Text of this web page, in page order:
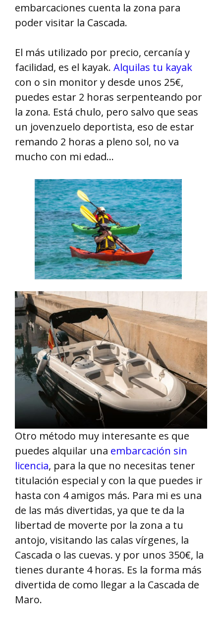
embarcaciones cuenta la zona para
poder visitar la Cascada.
El más utilizado por precio, cercanía y
facilidad, es el kayak. Alquilas tu kayak
con o sin monitor y desde unos 25€,
puedes estar 2 horas serpenteando por
la zona. Está chulo, pero salvo que seas
un jovenzuelo deportista, eso de estar
remando 2 horas a pleno sol, no va
mucho con mi edad…
Otro método muy interesante es que
puedes alquilar una embarcación sin
licencia, para la que no necesitas tener
titulación especial y con la que puedes ir
hasta con 4 amigos más. Para mi es una
de las más divertidas, ya que te da la
libertad de moverte por la zona a tu
antojo, visitando las calas vírgenes, la
Cascada o las cuevas. y por unos 350€, la
tienes durante 4 horas. Es la forma más
divertida de como llegar a la Cascada de
Maro.